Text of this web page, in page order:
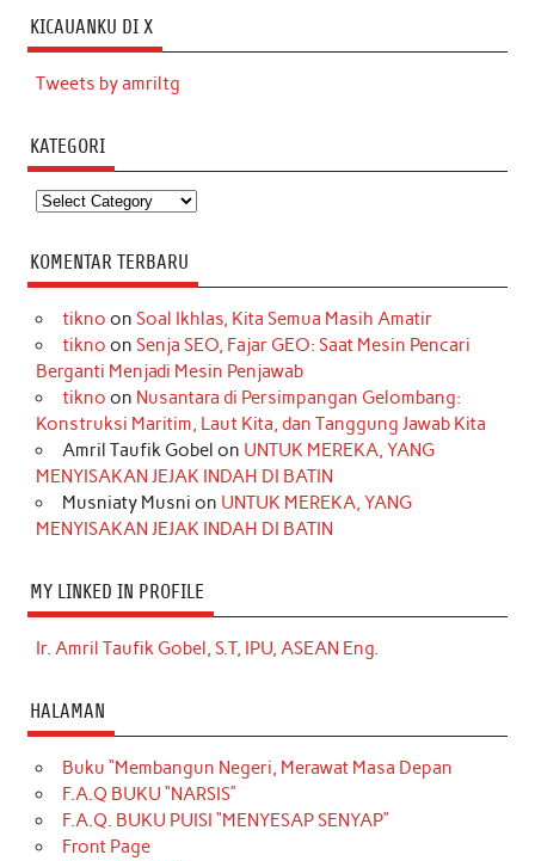
KICAUANKU DI X
Tweets by amriltg
KATEGORI
Kategori
KOMENTAR TERBARU
tikno on Soal Ikhlas, Kita Semua Masih Amatir
tikno on Senja SEO, Fajar GEO: Saat Mesin Pencari
Berganti Menjadi Mesin Penjawab
tikno on Nusantara di Persimpangan Gelombang:
Konstruksi Maritim, Laut Kita, dan Tanggung Jawab Kita
Amril Taufik Gobel on UNTUK MEREKA, YANG
MENYISAKAN JEJAK INDAH DI BATIN
Musniaty Musni on UNTUK MEREKA, YANG
MENYISAKAN JEJAK INDAH DI BATIN
MY LINKED IN PROFILE
Ir. Amril Taufik Gobel, S.T, IPU, ASEAN Eng.
HALAMAN
Buku “Membangun Negeri, Merawat Masa Depan
F.A.Q BUKU “NARSIS”
F.A.Q. BUKU PUISI “MENYESAP SENYAP”
Front Page